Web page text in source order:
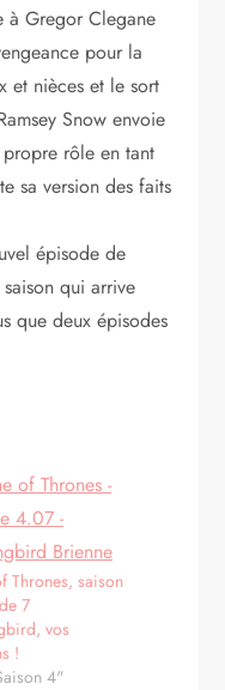
à Gregor Clegane
pour la
et nièces et le sort
Snow envoie
rôle en tant
sa version des faits
épisode de
qui arrive
que deux épisodes
Thrones, saison
7
vos
!
4"